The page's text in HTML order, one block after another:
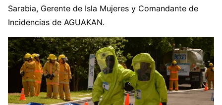
Sarabia, Gerente de Isla Mujeres y Comandante de
Incidencias de AGUAKAN.